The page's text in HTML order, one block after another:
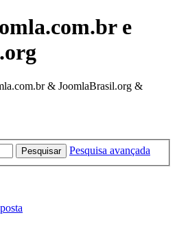
e
& JoomlaBrasil.org &
Pesquisar Pesquisa avançada